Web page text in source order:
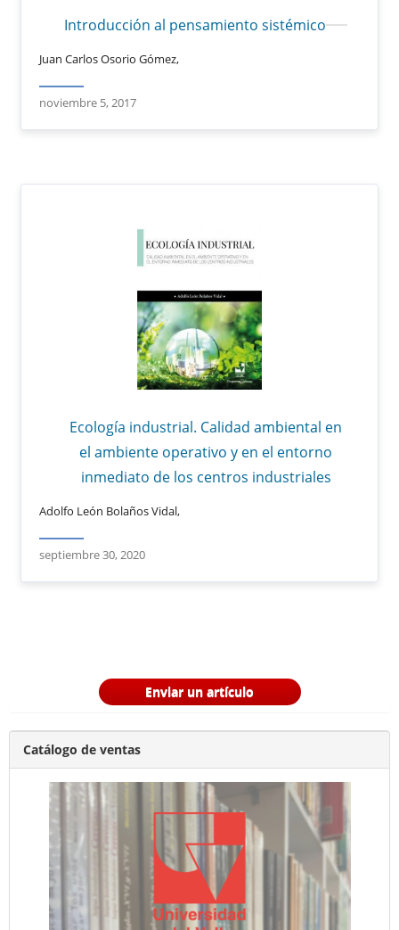
Introducción al pensamiento sistémico
Juan Carlos Osorio Gómez,
noviembre 5, 2017
Ecología industrial. Calidad ambiental en
el ambiente operativo y en el entorno
inmediato de los centros industriales
Adolfo León Bolaños Vidal,
septiembre 30, 2020
Enviar un artículo
Catálogo de ventas